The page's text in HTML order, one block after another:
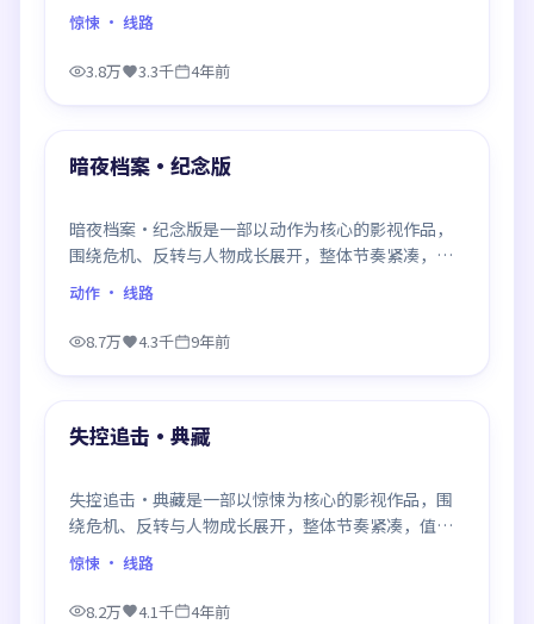
推荐观看。
惊悚 · 线路
3.8万 3.3千 4年前
最新
暗夜档案·纪念版
暗夜档案·纪念版是一部以动作为核心的影视作品，
围绕危机、反转与人物成长展开，整体节奏紧凑，值
得推荐观看。
动作 · 线路
8.7万 4.3千 9年前
最新
失控追击·典藏
失控追击·典藏是一部以惊悚为核心的影视作品，围
绕危机、反转与人物成长展开，整体节奏紧凑，值得
推荐观看。
惊悚 · 线路
8.2万 4.1千 4年前